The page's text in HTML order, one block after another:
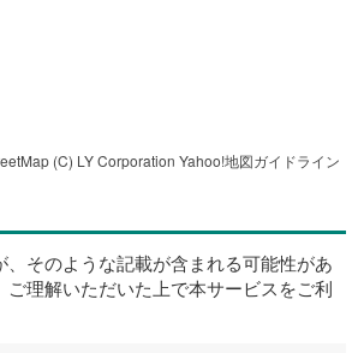
(C) LY Corporation Yahoo!地図ガイドライン
そのような記載が含まれる可能性があ
理解いただいた上で本サービスをご利